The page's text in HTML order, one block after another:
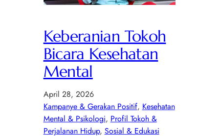
Keberanian Tokoh
Bicara Kesehatan
Mental
April 28, 2026
Kampanye & Gerakan Positif, Kesehatan
Mental & Psikologi, Profil Tokoh &
Perjalanan Hidup, Sosial & Edukasi